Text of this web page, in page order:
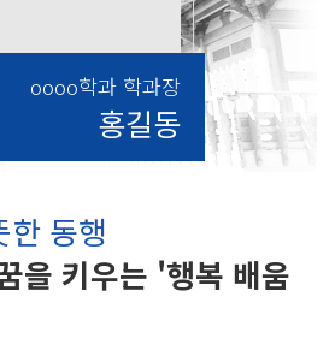
oooo학과 학과장
홍길동
한 동행
을 키우는 '행복 배움